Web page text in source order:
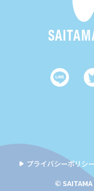
プライバシーポリシ
© SAITAMA